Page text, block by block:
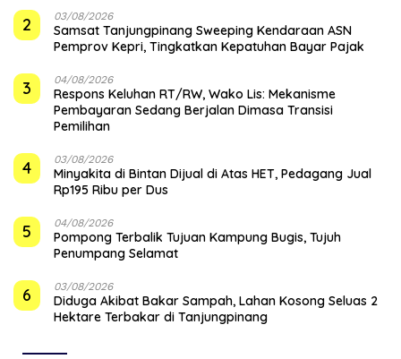
2 03/08/2026
Samsat Tanjungpinang Sweeping Kendaraan ASN
Pemprov Kepri, Tingkatkan Kepatuhan Bayar Pajak
3 04/08/2026
‎Respons Keluhan RT/RW, Wako Lis: Mekanisme
Pembayaran Sedang Berjalan Dimasa Transisi
Pemilihan
4 03/08/2026
Minyakita di Bintan Dijual di Atas HET, Pedagang Jual
Rp195 Ribu per Dus
5 04/08/2026
Pompong Terbalik Tujuan Kampung Bugis, Tujuh
Penumpang Selamat
6 03/08/2026
Diduga Akibat Bakar Sampah, Lahan Kosong Seluas 2
Hektare Terbakar di Tanjungpinang